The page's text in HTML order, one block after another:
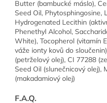
Butter (bambucké máslo),
Seed Oil, Phytosphingosine,
Hydrogenated Lecithin
Phenethyl Alcohol,
White), Tocopherol (vitamín
váže ionty kovů do
(petrželový olej), CI 77288
Seed Oil (slunečnicový olej),
(makadamiový olej)
F.A.Q.